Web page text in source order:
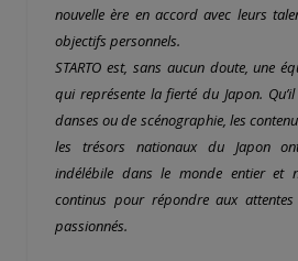
nouvelle ère en accord avec leurs
objectifs personnels.
STARTO est, sans aucun doute, une
qui représente la fierté du Japon.
danses ou de scénographie, les
les trésors nationaux du Japon
indélébile dans le monde entier et
continus pour répondre aux
passionnés.